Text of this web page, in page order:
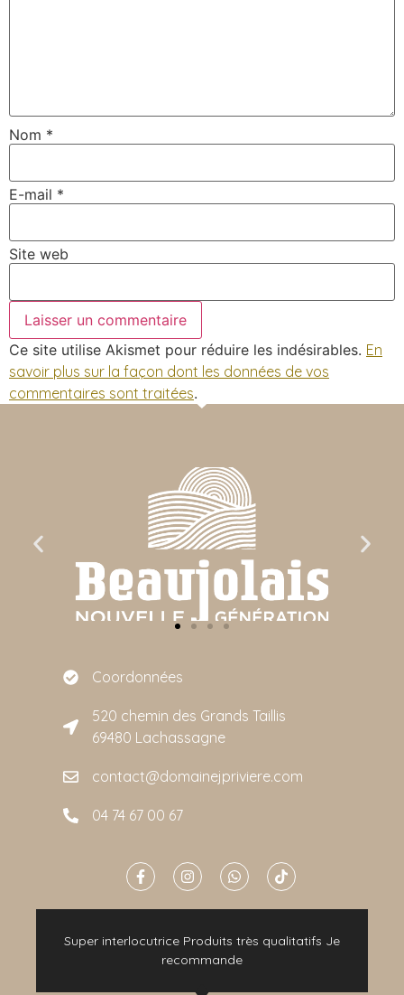
Nom *
E-mail *
Site web
Ce site utilise Akismet pour réduire les indésirables. En
savoir plus sur la façon dont les données de vos
commentaires sont traitées.
Coordonnées
520 chemin des Grands Taillis
69480 Lachassagne
contact@domainejpriviere.com
04 74 67 00 67
Super interlocutrice Produits très qualitatifs Je
recommande